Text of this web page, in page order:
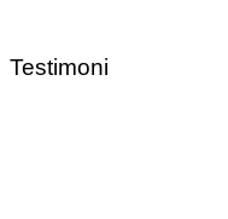
Testimoni